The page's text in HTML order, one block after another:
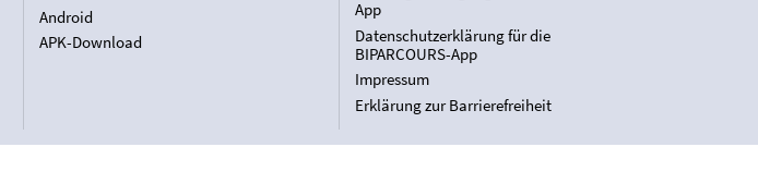
Android
APK-Download
App
Datenschutzerklärung für die
BIPARCOURS-App
Impressum
Erklärung zur Barrierefreiheit